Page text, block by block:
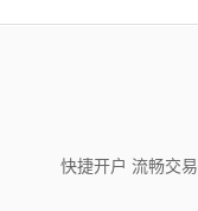
快捷开户 流畅交易